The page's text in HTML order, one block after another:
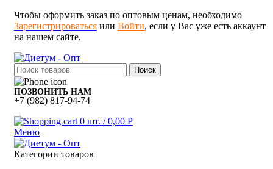
Чтобы оформить заказ по оптовым ценам, необходимо
Зарегистрироваться или Войти, если у Вас уже есть аккаунт
на нашем сайте.
Поиск
ПОЗВОНИТЬ НАМ
+7 (982) 817-94-74
0 шт. / 0,00 Р
Меню
Категории товаров